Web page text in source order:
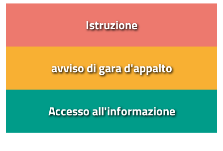
Istruzione
avviso di gara d'appalto
Accesso all'informazione